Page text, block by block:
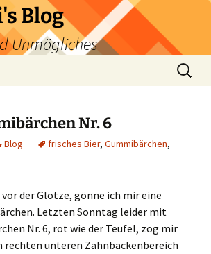
Blog
Unmögliches
Suchen
nach:
Nr. 6
Blog frisches Bier, Gummibärchen,
der Glotze, gönne ich mir eine
Letzten Sonntag leider mit
Nr. 6, rot wie der Teufel, zog mir
rechten unteren Zahnbackenbereich